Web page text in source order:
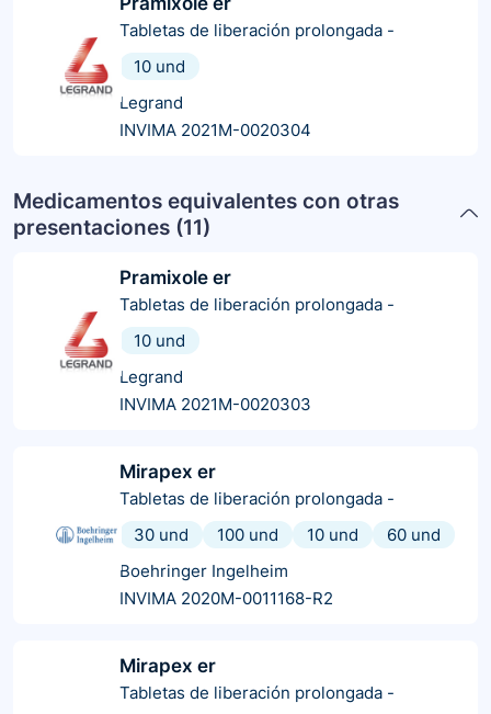
Tabletas de liberación prolongada -
10 und
Legrand
INVIMA 2021M-0020304
Medicamentos equivalentes con otras
presentaciones (11)
Pramixole er
Tabletas de liberación prolongada -
10 und
Legrand
INVIMA 2021M-0020303
Mirapex er
Tabletas de liberación prolongada -
30 und
100 und 10 und
60 und
Boehringer Ingelheim
INVIMA 2020M-0011168-R2
Mirapex er
Tabletas de liberación prolongada -